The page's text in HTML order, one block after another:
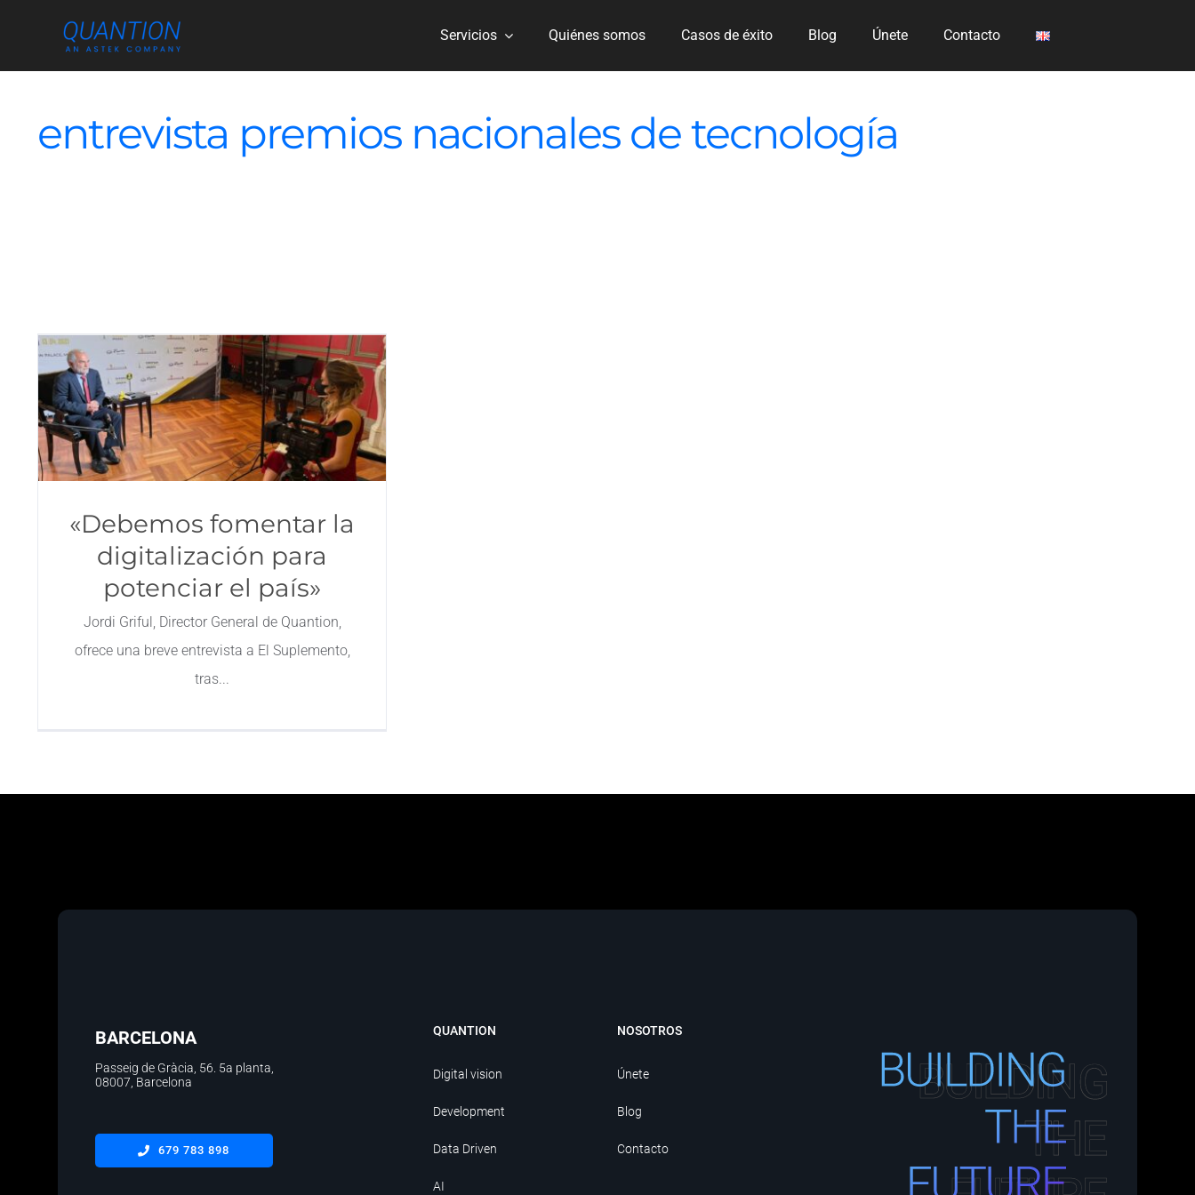
content
Servicios Quiénes somos Casos de éxito Blog Únete Contacto
entrevista premios nacionales de tecnología
«Debemos fomentar la
digitalización para
potenciar el país»
Jordi Griful, Director General de Quantion,
ofrece una breve entrevista a El Suplemento,
tras
BARCELONA
Passeig de Gràcia, 56. 5a planta
08007, Barcelona
679 783 898
QUANTION
Digital vision
Development
Data Driven
AI
NOSOTROS
Únete
Blog
Contacto